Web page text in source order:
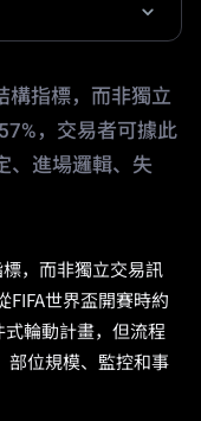
構指標，而非獨立
，交易者可據此
、進場邏輯、失
，而非獨立交易訊
FIFA世界盃開賽時約
式輪動計畫，但流程
部位規模、監控和事